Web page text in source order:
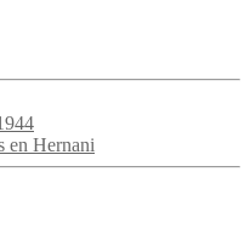
en Hernani